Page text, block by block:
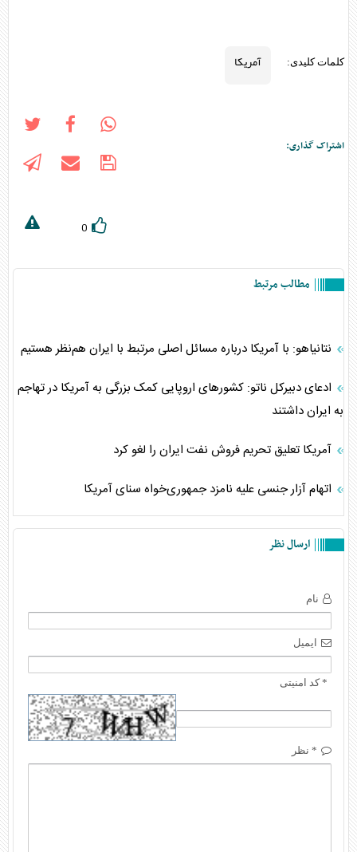
کلمات کلیدی: آمریکا
اشتراک گذاری:
0
مطالب مرتبط
نتانیاهو: با آمریکا درباره مسائل اصلی مرتبط با ایران هم‌نظر هستیم
ادعای دبیرکل ناتو: کشور‌های اروپایی کمک بزرگی به آمریکا در تهاجم
به ایران داشتند
آمریکا تعلیق تحریم فروش نفت ایران را لغو کرد
اتهام آزار جنسی علیه نامزد جمهوری‌خواه سنای آمریکا
ارسال نظر
نام
ایمیل
* کد امنیتی
* نظر